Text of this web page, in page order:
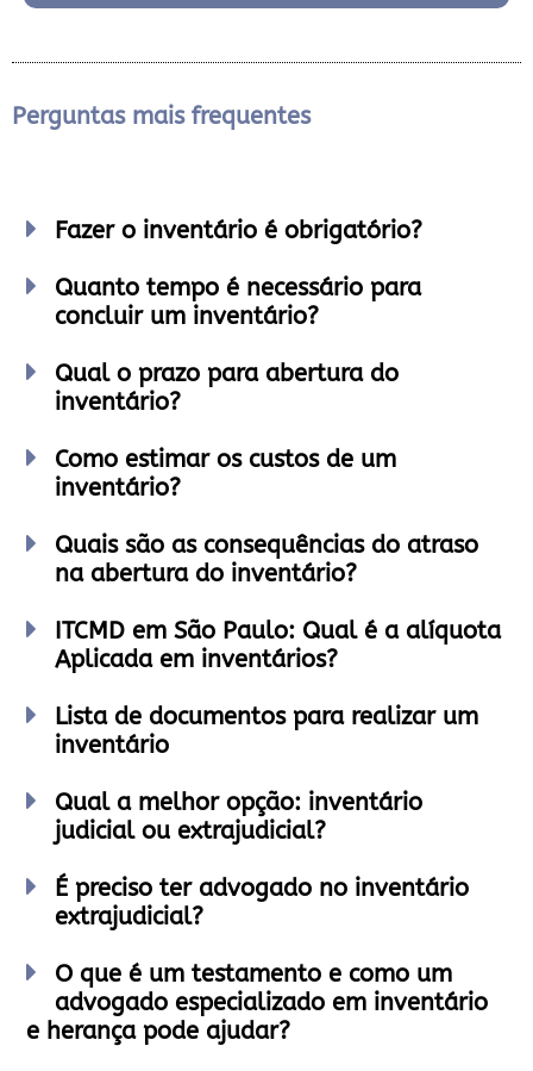
Perguntas mais frequentes
Fazer o inventário é obrigatório?
Quanto tempo é necessário para
concluir um inventário?
Qual o prazo para abertura do
inventário?
Como estimar os custos de um
inventário?
Quais são as consequências do atraso
na abertura do inventário?
ITCMD em São Paulo: Qual é a alíquota
Aplicada em inventários?
Lista de documentos para realizar um
inventário
Qual a melhor opção: inventário
judicial ou extrajudicial?
É preciso ter advogado no inventário
extrajudicial?
O que é um testamento e como um
advogado especializado em inventário
e herança pode ajudar?